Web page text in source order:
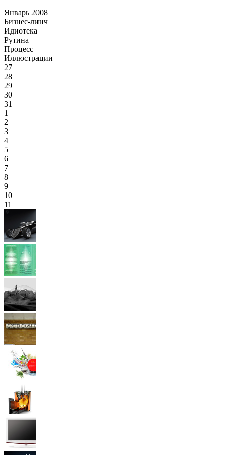
Январь 2008
Бизнес-линч
Идиотека
Рутина
Процесс
Иллюстрации
27
28
29
30
31
1
2
3
4
5
6
7
8
9
10
11